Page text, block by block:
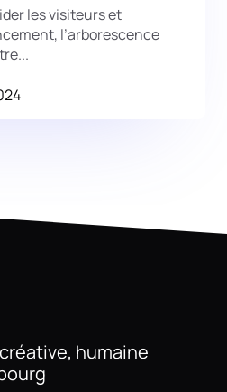
les visiteurs et
l’arborescence
humaine